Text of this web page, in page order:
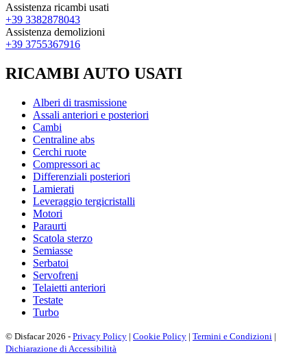
Assistenza ricambi usati
+39 3382878043
Assistenza demolizioni
+39 3755367916
RICAMBI AUTO USATI
Alberi di trasmissione
Assali anteriori e posteriori
Cambi
Centraline abs
Cerchi ruote
Compressori ac
Differenziali posteriori
Lamierati
Leveraggio tergicristalli
Motori
Paraurti
Scatola sterzo
Semiasse
Serbatoi
Servofreni
Telaietti anteriori
Testate
Turbo
© Disfacar 2026 - Privacy Policy | Cookie Policy | Termini e Condizioni |
Dichiarazione di Accessibilità